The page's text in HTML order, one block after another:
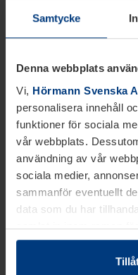
Samtycke
Denna webbplats
Vi, Hörmann Svenska
personalisera innehåll
funktioner för sociala
vår webbplats.
användning av vår
sociala medier,
sammanför eventuellt
data som du har
samlat in inom ramen
Juridiskt kan vi lagra
absolut nödvändiga för